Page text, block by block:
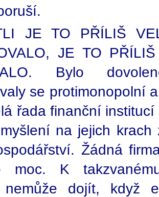
JE TO PŘÍLIŠ
JE TO
Bylo
se protimonopolní
řada finanční
na jejich
Žádná
moc. K
nemůže dojít, když